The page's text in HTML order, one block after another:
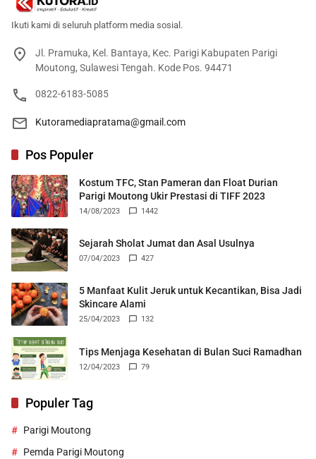
Ikuti kami di seluruh platform media sosial.
Jl. Pramuka, Kel. Bantaya, Kec. Parigi Kabupaten Parigi
Moutong, Sulawesi Tengah. Kode Pos. 94471
0822-6183-5085
Kutoramediapratama@gmail.com
Pos Populer
Kostum TFC, Stan Pameran dan Float Durian
Parigi Moutong Ukir Prestasi di TIFF 2023
14/08/2023 1442
Sejarah Sholat Jumat dan Asal Usulnya
07/04/2023 427
5 Manfaat Kulit Jeruk untuk Kecantikan, Bisa Jadi
Skincare Alami
25/04/2023 132
Tips Menjaga Kesehatan di Bulan Suci Ramadhan
12/04/2023 79
Populer Tag
Parigi Moutong
Pemda Parigi Moutong